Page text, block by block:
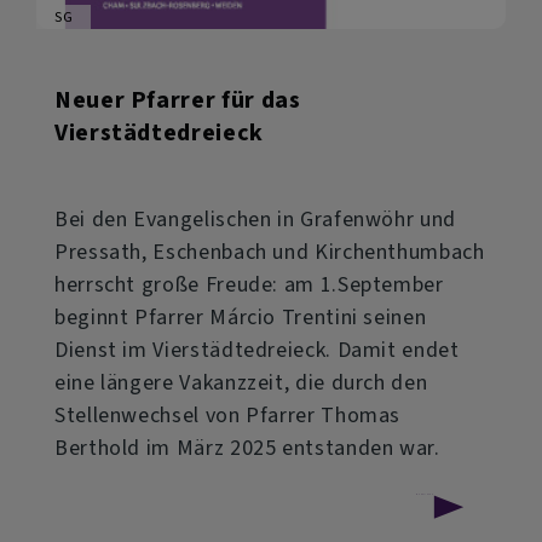
SG
Neuer Pfarrer für das
Vierstädtedreieck
Bei den Evangelischen in Grafenwöhr und
Pressath, Eschenbach und Kirchenthumbach
herrscht große Freude: am 1.September
beginnt Pfarrer Márcio Trentini seinen
Dienst im Vierstädtedreieck. Damit endet
eine längere Vakanzzeit, die durch den
Stellenwechsel von Pfarrer Thomas
Berthold im März 2025 entstanden war.